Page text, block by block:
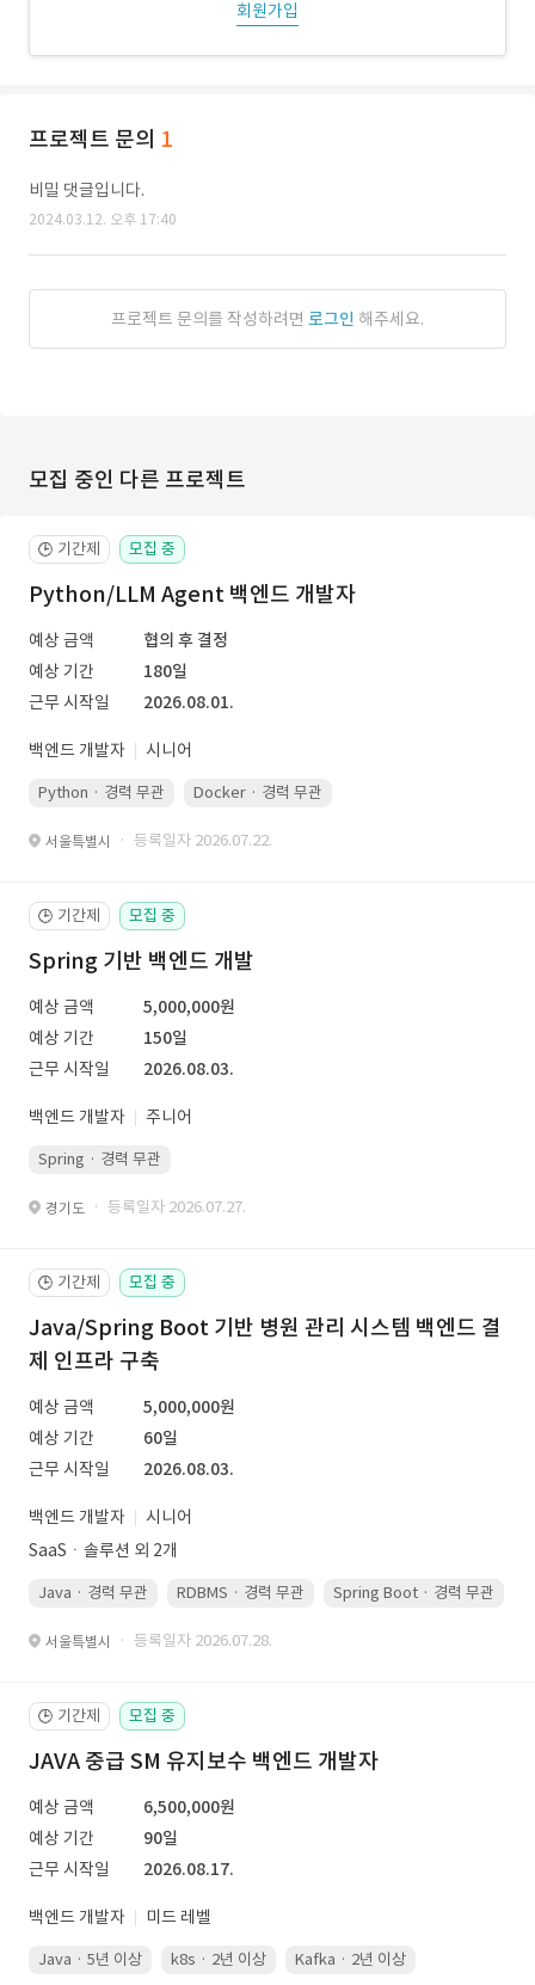
회원가입
프로젝트 문의 1
비밀 댓글입니다.
2024.03.12. 오후 17:40
프로젝트 문의를 작성하려면 로그인 해주세요.
모집 중인 다른 프로젝트
🕒 기간제 모집 중
Python/LLM Agent 백엔드 개발자
예상 금액
협의 후 결정
예상 기간
180일
근무 시작일
2026.08.01.
백엔드 개발자 시니어
Python · 경력 무관 Docker · 경력 무관
서울특별시 · 등록일자 2026.07.22.
🕒 기간제 모집 중
Spring 기반 백엔드 개발
예상 금액
5,000,000원
예상 기간
150일
근무 시작일
2026.08.03.
백엔드 개발자 주니어
Spring · 경력 무관
경기도 · 등록일자 2026.07.27.
🕒 기간제 모집 중
Java/Spring Boot 기반 병원 관리 시스템 백엔드 결
제 인프라 구축
예상 금액
5,000,000원
예상 기간
60일
근무 시작일
2026.08.03.
백엔드 개발자
시니어
SaaSㆍ솔루션 외 2개
Java · 경력 무관 RDBMS · 경력 무관 Spring Boot · 경력 무관
서울특별시 · 등록일자 2026.07.28.
🕒 기간제 모집 중
JAVA 중급 SM 유지보수 백엔드 개발자
예상 금액
6,500,000원
예상 기간
90일
근무 시작일
2026.08.17.
백엔드 개발자 미드 레벨
Java · 5년 이상 k8s · 2년 이상 Kafka · 2년 이상